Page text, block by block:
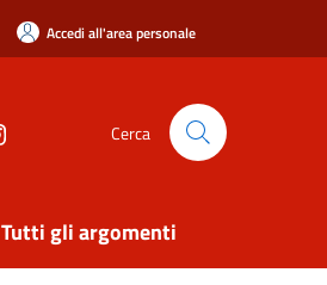
Accedi all'area personale
Cerca
Tutti gli argomenti